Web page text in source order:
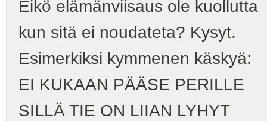
Eikö elämänviisaus ole kuollutta
kun sitä ei noudateta? Kysyt.
Esimerkiksi kymmenen käskyä:
EI KUKAAN PÄÄSE PERILLE
SILLÄ TIE ON LIIAN LYHYT